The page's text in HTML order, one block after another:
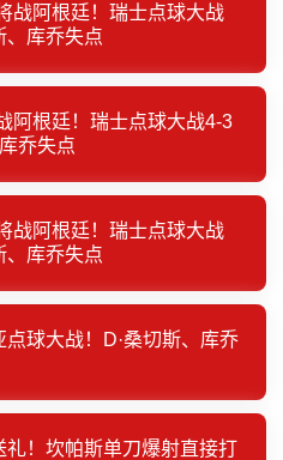
战阿根廷！瑞士点球大战
、库乔失点
阿根廷！瑞士点球大战4-3
乔失点
战阿根廷！瑞士点球大战
、库乔失点
球大战！D·桑切斯、库乔
礼！坎帕斯单刀爆射直接打